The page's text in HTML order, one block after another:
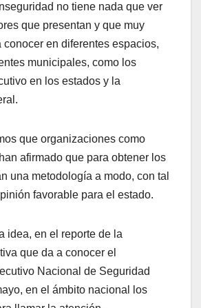
no tiene nada que ver
que presentan y que muy
conocer en diferentes espacios,
municipales, como los
en los estados y la
que organizaciones como
afirmado que para obtener los
una metodología a modo, con tal
favorable para el estado.
idea, en el reporte de la
que da a conocer el
Nacional de Seguridad
en el ámbito nacional los